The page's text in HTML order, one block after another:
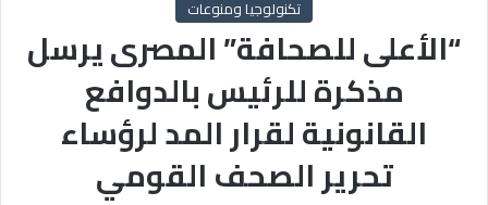
تكنولوجيا ومنوعات
“الأعلى للصحافة” المصرى يرسل
مذكرة للرئيس بالدوافع
القانونية لقرار المد لرؤساء
تحرير الصحف القومي